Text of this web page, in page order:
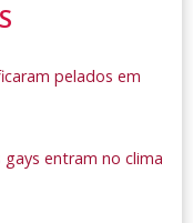
pelados em
gays entram no clima